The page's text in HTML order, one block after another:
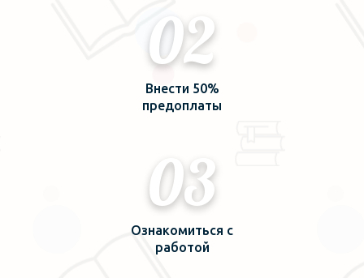
02
Внести 50%
предоплаты
03
Ознакомиться с
работой